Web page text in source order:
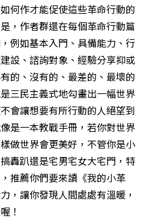
何作才能促使這些革命行動的
，作者群還在每個革命行動篇
例如基本入門、具備能力、行
設、諮詢對象、經驗分享抑或
的、沒有的、最差的、最壞的
三民主義式地勾畫出一幅世界
會讓想要有所行動的人絕望到
是一本教戰手冊，若你對世界
做世界會更美好，不管你是小
轟趴還是宅男宅女大宅門，特
推薦你們要來讀《我的小革
，讓你發現人間處處有溫暖，
！